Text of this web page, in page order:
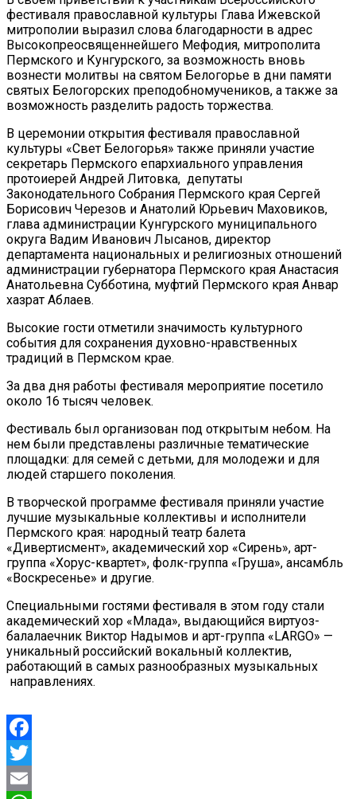
фестиваля православной культуры Глава Ижевской
митрополии выразил слова благодарности в адрес
Высокопреосвященнейшего Мефодия, митрополита
Пермского и Кунгурского, за возможность вновь
вознести молитвы на святом Белогорье в дни памяти
святых Белогорских преподобномучеников, а также за
возможность разделить радость торжества.
В церемонии открытия фестиваля православной
культуры «Свет Белогорья» также приняли участие
секретарь Пермского епархиального управления
протоиерей Андрей Литовка, депутаты
Законодательного Собрания Пермского края Сергей
Борисович Черезов и Анатолий Юрьевич Маховиков,
глава администрации Кунгурского муниципального
округа Вадим Иванович Лысанов, директор
департамента национальных и религиозных отношений
администрации губернатора Пермского края Анастасия
Анатольевна Субботина, муфтий Пермского края Анвар
хазрат Аблаев.
Высокие гости отметили значимость культурного
события для сохранения духовно-нравственных
традиций в Пермском крае.
За два дня работы фестиваля мероприятие посетило
около 16 тысяч человек.
Фестиваль был организован под открытым небом. На
нем были представлены различные тематические
площадки: для семей с детьми, для молодежи и для
людей старшего поколения.
В творческой программе фестиваля приняли участие
лучшие музыкальные коллективы и исполнители
Пермского края: народный театр балета
«Дивертисмент», академический хор «Сирень», арт-
группа «Хорус-квартет», фолк-группа «Груша», ансамбль
«Воскресенье» и другие.
Специальными гостями фестиваля в этом году стали
академический хор «Млада», выдающийся виртуоз-
балалаечник Виктор Надымов и арт-группа «LARGO» —
уникальный российский вокальный коллектив,
работающий в самых разнообразных музыкальных
направлениях.
Facebook
Twitter